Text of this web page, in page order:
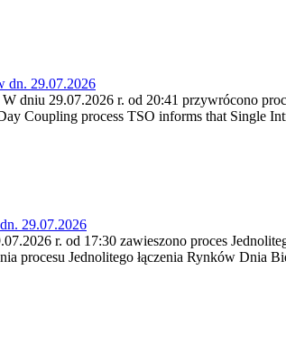
dn. 29.07.2026
dniu 29.07.2026 r. od 20:41 przywrócono
Coupling process TSO informs that Single
29.07.2026
r. od 17:30 zawieszono proces
Jednolitego łączenia Rynków Dnia